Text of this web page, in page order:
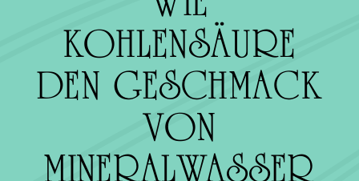
KOHLENSÄURE
DEN GESCHMACK
VON
MINERALWASSER